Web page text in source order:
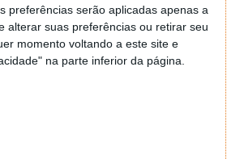
preferências serão aplicadas apenas a
alterar suas preferências ou retirar seu
momento voltando a este site e
na parte inferior da página.
conseguisse obter acesso
de um criador, poderia
se numa série de atividades
exemplo: